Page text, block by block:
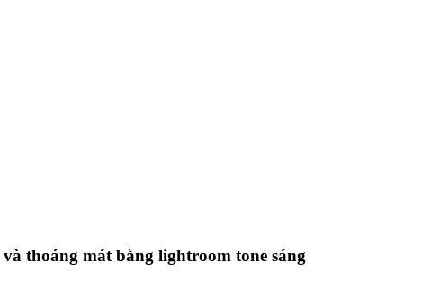
thoáng mát bằng lightroom tone sáng